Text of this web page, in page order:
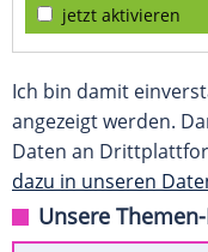
jetzt aktivieren
Ich bin damit
angezeigt werden.
Daten an
dazu in unseren
Unsere